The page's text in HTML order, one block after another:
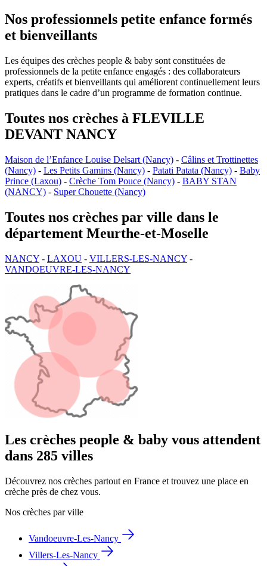
Nos professionnels petite enfance formés
et bienveillants
Les équipes des crèches people & baby sont constituées de
professionnels de la petite enfance engagés : des collaborateurs
experts, créatifs et bienveillants qui améliorent continuellement leurs
pratiques dans le cadre d’un programme de formation continue.
Toutes nos crèches à FLEVILLE
DEVANT NANCY
Maison de l’Enfance Louise Delsart (Nancy) - Câlins et Trottinettes
(Nancy) - Les Petits Gamins (Nancy) - Patati Patata (Nancy) - Baby
Prince (Laxou) - Crèche Tom Pouce (Nancy) - BABY STAN
(NANCY) - Super Chouette (Nancy)
Toutes nos crèches par ville dans le
département Meurthe-et-Moselle
NANCY - LAXOU - VILLERS-LES-NANCY -
VANDOEUVRE-LES-NANCY
Les crèches people & baby vous attendent
dans 285 villes
Découvrez nos crèches partout en France et trouvez une place en
crèche près de chez vous.
Nos crèches par ville
Vandoeuvre-Les-Nancy
Villers-Les-Nancy